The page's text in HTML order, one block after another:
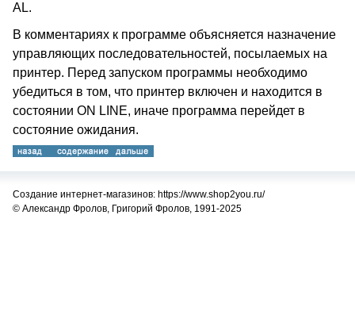
AL.
В комментариях к программе объясняется назначение
управляющих последовательностей, посылаемых на
принтер. Перед запуском программы необходимо
убедиться в том, что принтер включен и находится в
состоянии ON LINE, иначе программа перейдет в
состояние ожидания.
Создание интернет-магазинов: https://www.shop2you.ru/
© Александр Фролов, Григорий Фролов, 1991-2025